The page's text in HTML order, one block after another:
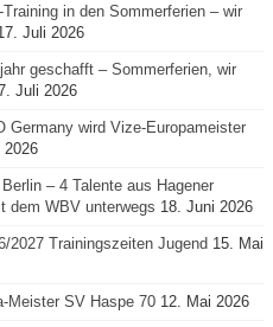
Training in den Sommerferien – wir
Juli 2026
geschafft – Sommerferien, wir
Juli 2026
Germany wird Vize-Europameister
2026
– 4 Talente aus Hagener
dem WBV unterwegs 18. Juni 2026
2027 Trainingszeiten Jugend 15. Mai
Meister SV Haspe 70 12. Mai 2026